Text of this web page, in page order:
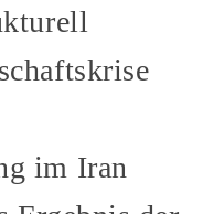
im Iran